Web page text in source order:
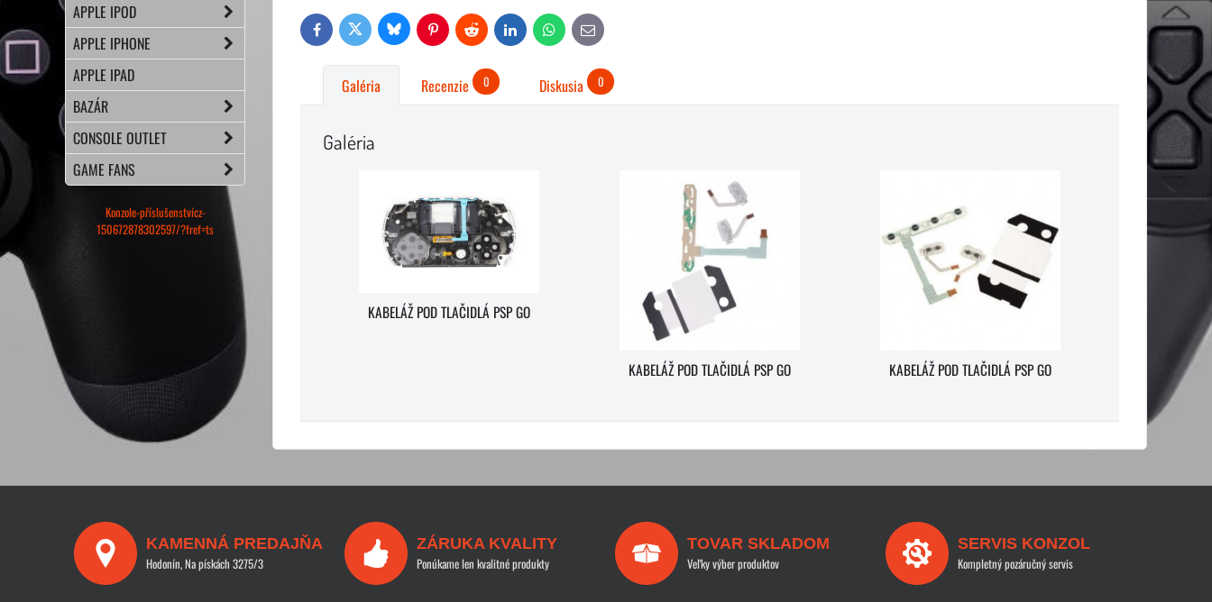
FacebookTwitter Bluesky PinterestReddit LinkedIn WhatsAppE-
mail
Galéria Recenzie 0 Diskusia 0
Galéria
KABELÁŽ POD TLAČIDLÁ PSP GO
KABELÁŽ POD TLAČIDLÁ PSP GO KABELÁŽ POD TLAČIDLÁ PSP GO
APPLE IPOD
APPLE IPHONE
APPLE IPAD
BAZÁR
CONSOLE OUTLET
GAME FANS
Konzole-příslušenstvícz-
150672878302597/?fref=ts
KAMENNÁ PREDAJŇA
Hodonín, Na pískách 3275/3
ZÁRUKA KVALITY
Ponúkame len kvalitné produkty
TOVAR SKLADOM
Veľky výber produktov
SERVIS KONZOL
Kompletný pozáručný servis